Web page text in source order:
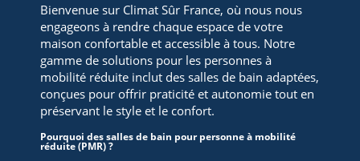
Bienvenue sur Climat Sûr France, où nous nous
engageons à rendre chaque espace de votre
maison confortable et accessible à tous. Notre
gamme de solutions pour les personnes à
mobilité réduite inclut des salles de bain adaptées,
conçues pour offrir praticité et autonomie tout en
préservant le style et le confort.
Pourquoi des salles de bain pour personne à mobilité
réduite (PMR) ?